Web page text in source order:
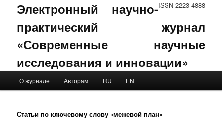
ISSN 2223-4888
Электронный научно-
практический журнал
«Современные научные
исследования и инновации»
Skip to primary content
Skip to secondary content
О журнале Авторам RU EN
Статьи по ключевому слову «межевой план»